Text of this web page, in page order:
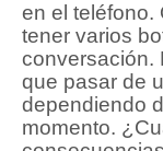
en el teléfono.
tener varios
conversación.
que pasar de
dependiendo
momento.